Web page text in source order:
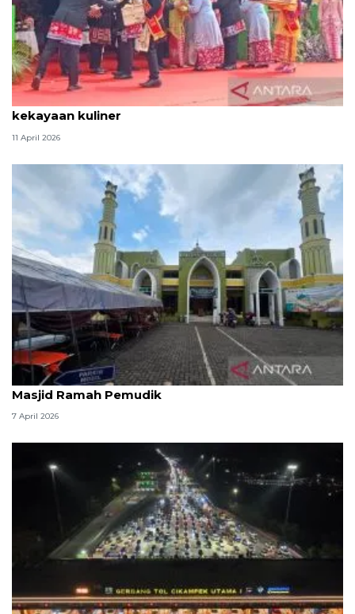
Tradisi hantaran Lebaran Betawi simbol bakti dan
kekayaan kuliner
11 April 2026
Kemenag: 3,5 juta orang manfaatkan layanan
Masjid Ramah Pemudik
7 April 2026